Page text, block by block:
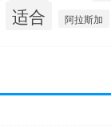
适合 阿拉斯加